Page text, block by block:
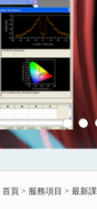
首頁 > 服務項目 > 最新